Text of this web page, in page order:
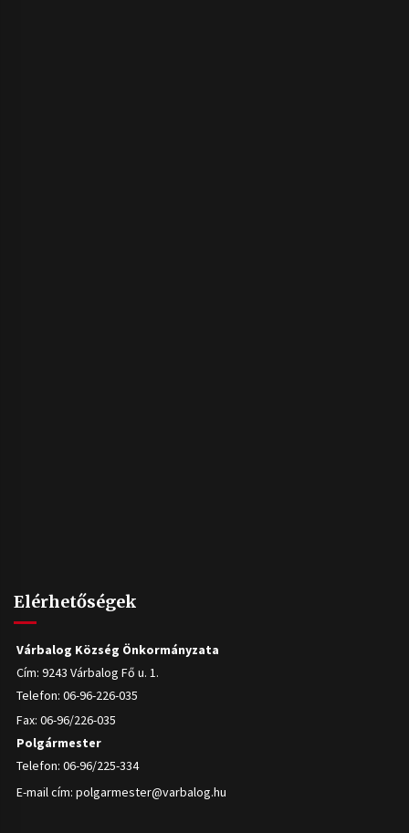
Elérhetőségek
Várbalog Község Önkormányzata
Cím: 9243 Várbalog Fő u. 1.
Telefon: 06-96-226-035
Fax: 06-96/226-035
Polgármester
Telefon: 06-96/225-334
E-mail cím: polgarmester@varbalog.hu